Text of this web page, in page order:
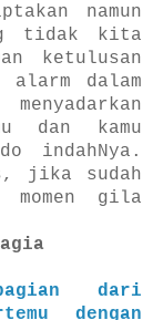
namun
tidak kita
ketulusan
alarm dalam
dan kamu
indahNya.
jika sudah
gila
dari
dengan